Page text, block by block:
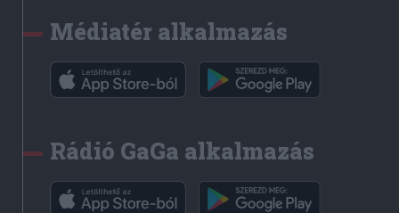
Médiatér alkalmazás
Rádió GaGa alkalmazás